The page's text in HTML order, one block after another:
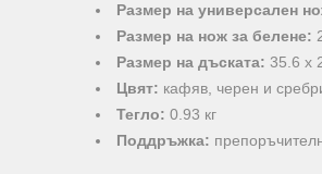
Размер на универсален
Размер на нож за белене:
Размер на дъската: 35.6 x
Цвят: кафяв, черен и
Тегло: 0.93 кг
Поддръжка: